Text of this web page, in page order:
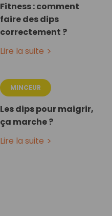
Fitness : comment
faire des dips
correctement ?
Lire la suite
MINCEUR
Les dips pour maigrir,
ça marche ?
Lire la suite